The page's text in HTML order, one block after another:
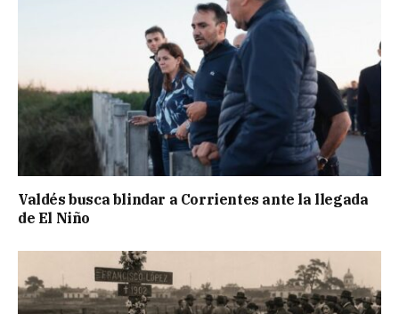
Valdés busca blindar a Corrientes ante la llegada
de El Niño